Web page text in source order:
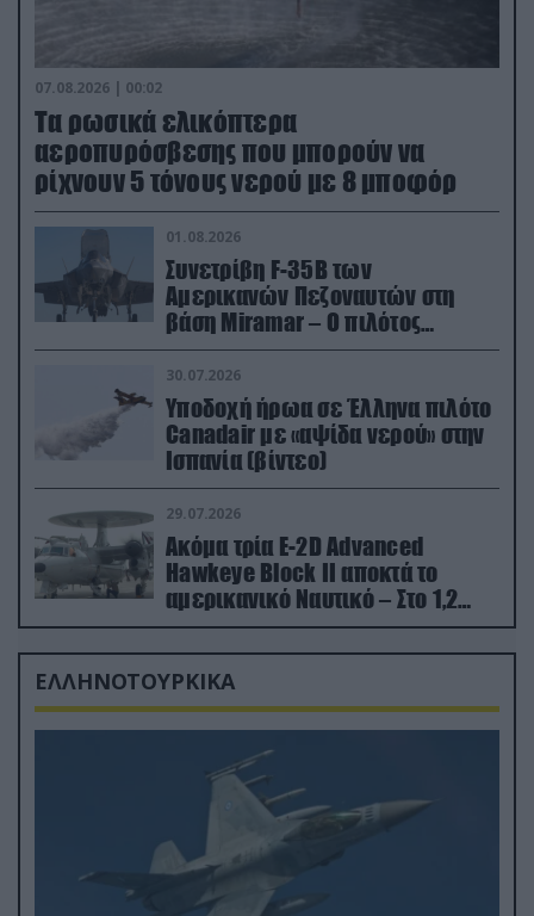
07.08.2026 | 00:02
Τα ρωσικά ελικόπτερα
αεροπυρόσβεσης που μπορούν να
ρίχνουν 5 τόνους νερού με 8 μποφόρ
01.08.2026
Συνετρίβη F-35B των
Αμερικανών Πεζοναυτών στη
βάση Miramar – Ο πιλότος
εκτινάχθηκε εγκαίρως
30.07.2026
Υποδοχή ήρωα σε Έλληνα πιλότο
Canadair με «αψίδα νερού» στην
Ισπανία (βίντεο)
29.07.2026
Ακόμα τρία E-2D Advanced
Hawkeye Block II αποκτά το
αμερικανικό Ναυτικό – Στο 1,2
δισ.δολάρια το κόστος
ΕΛΛΗΝΟΤΟΥΡΚΙΚΑ